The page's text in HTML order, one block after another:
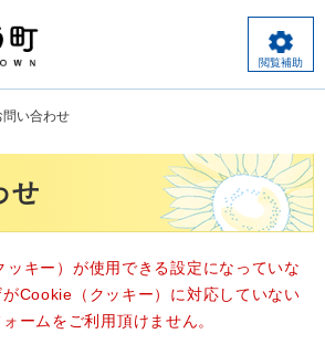
閲覧補助
問い合わせ
せ
キー）が使用できる設定になっていな
Cookie（クッキー）に対応していない
ームをご利用頂けません。